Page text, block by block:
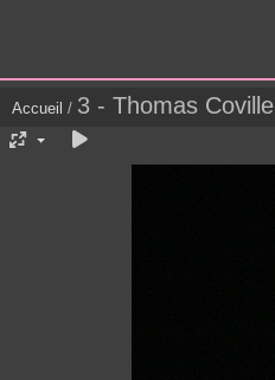
Accueil / 3 - Thomas Coville